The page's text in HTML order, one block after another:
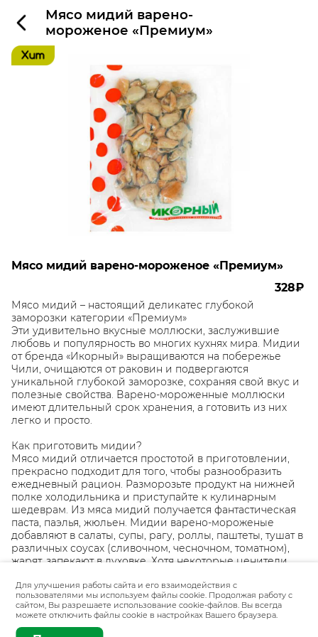
Мясо мидий варено-
мороженое «Премиум»
Мясо мидий варено-мороженое «Премиум»
328₽
Мясо мидий – настоящий деликатес глубокой
заморозки категории «Премиум»
Эти удивительно вкусные моллюски, заслужившие
любовь и популярность во многих кухнях мира. Мидии
от бренда «Икорный» выращиваются на побережье
Чили, очищаются от раковин и подвергаются
уникальной глубокой заморозке, сохраняя свой вкус и
полезные свойства. Варено-мороженные моллюски
имеют длительный срок хранения, а готовить из них
легко и просто.
Как приготовить мидии?
Мясо мидий отличается простотой в приготовлении,
прекрасно подходит для того, чтобы разнообразить
ежедневный рацион. Разморозьте продукт на нижней
полке холодильника и приступайте к кулинарным
шедеврам. Из мяса мидий получается фантастическая
паста, паэлья, жюльен. Мидии варено-мороженые
добавляют в салаты, супы, рагу, роллы, паштеты, тушат в
различных соусах (сливочном, чесночном, томатном),
жарят, запекают в духовке. Хотя некоторые ценители,
деликатес без каких-либо заправок, чтобы
почувствовать их естественный морской вкус.
Добавляют к нему лишь бокал белого сухого вина.
Для улучшения работы сайта и его взаимодействия с
пользователями мы используем файлы cookie. Продолжая работу с
сайтом, Вы разрешаете использование cookie-файлов. Вы всегда
можете отключить файлы cookie в настройках Вашего браузера.